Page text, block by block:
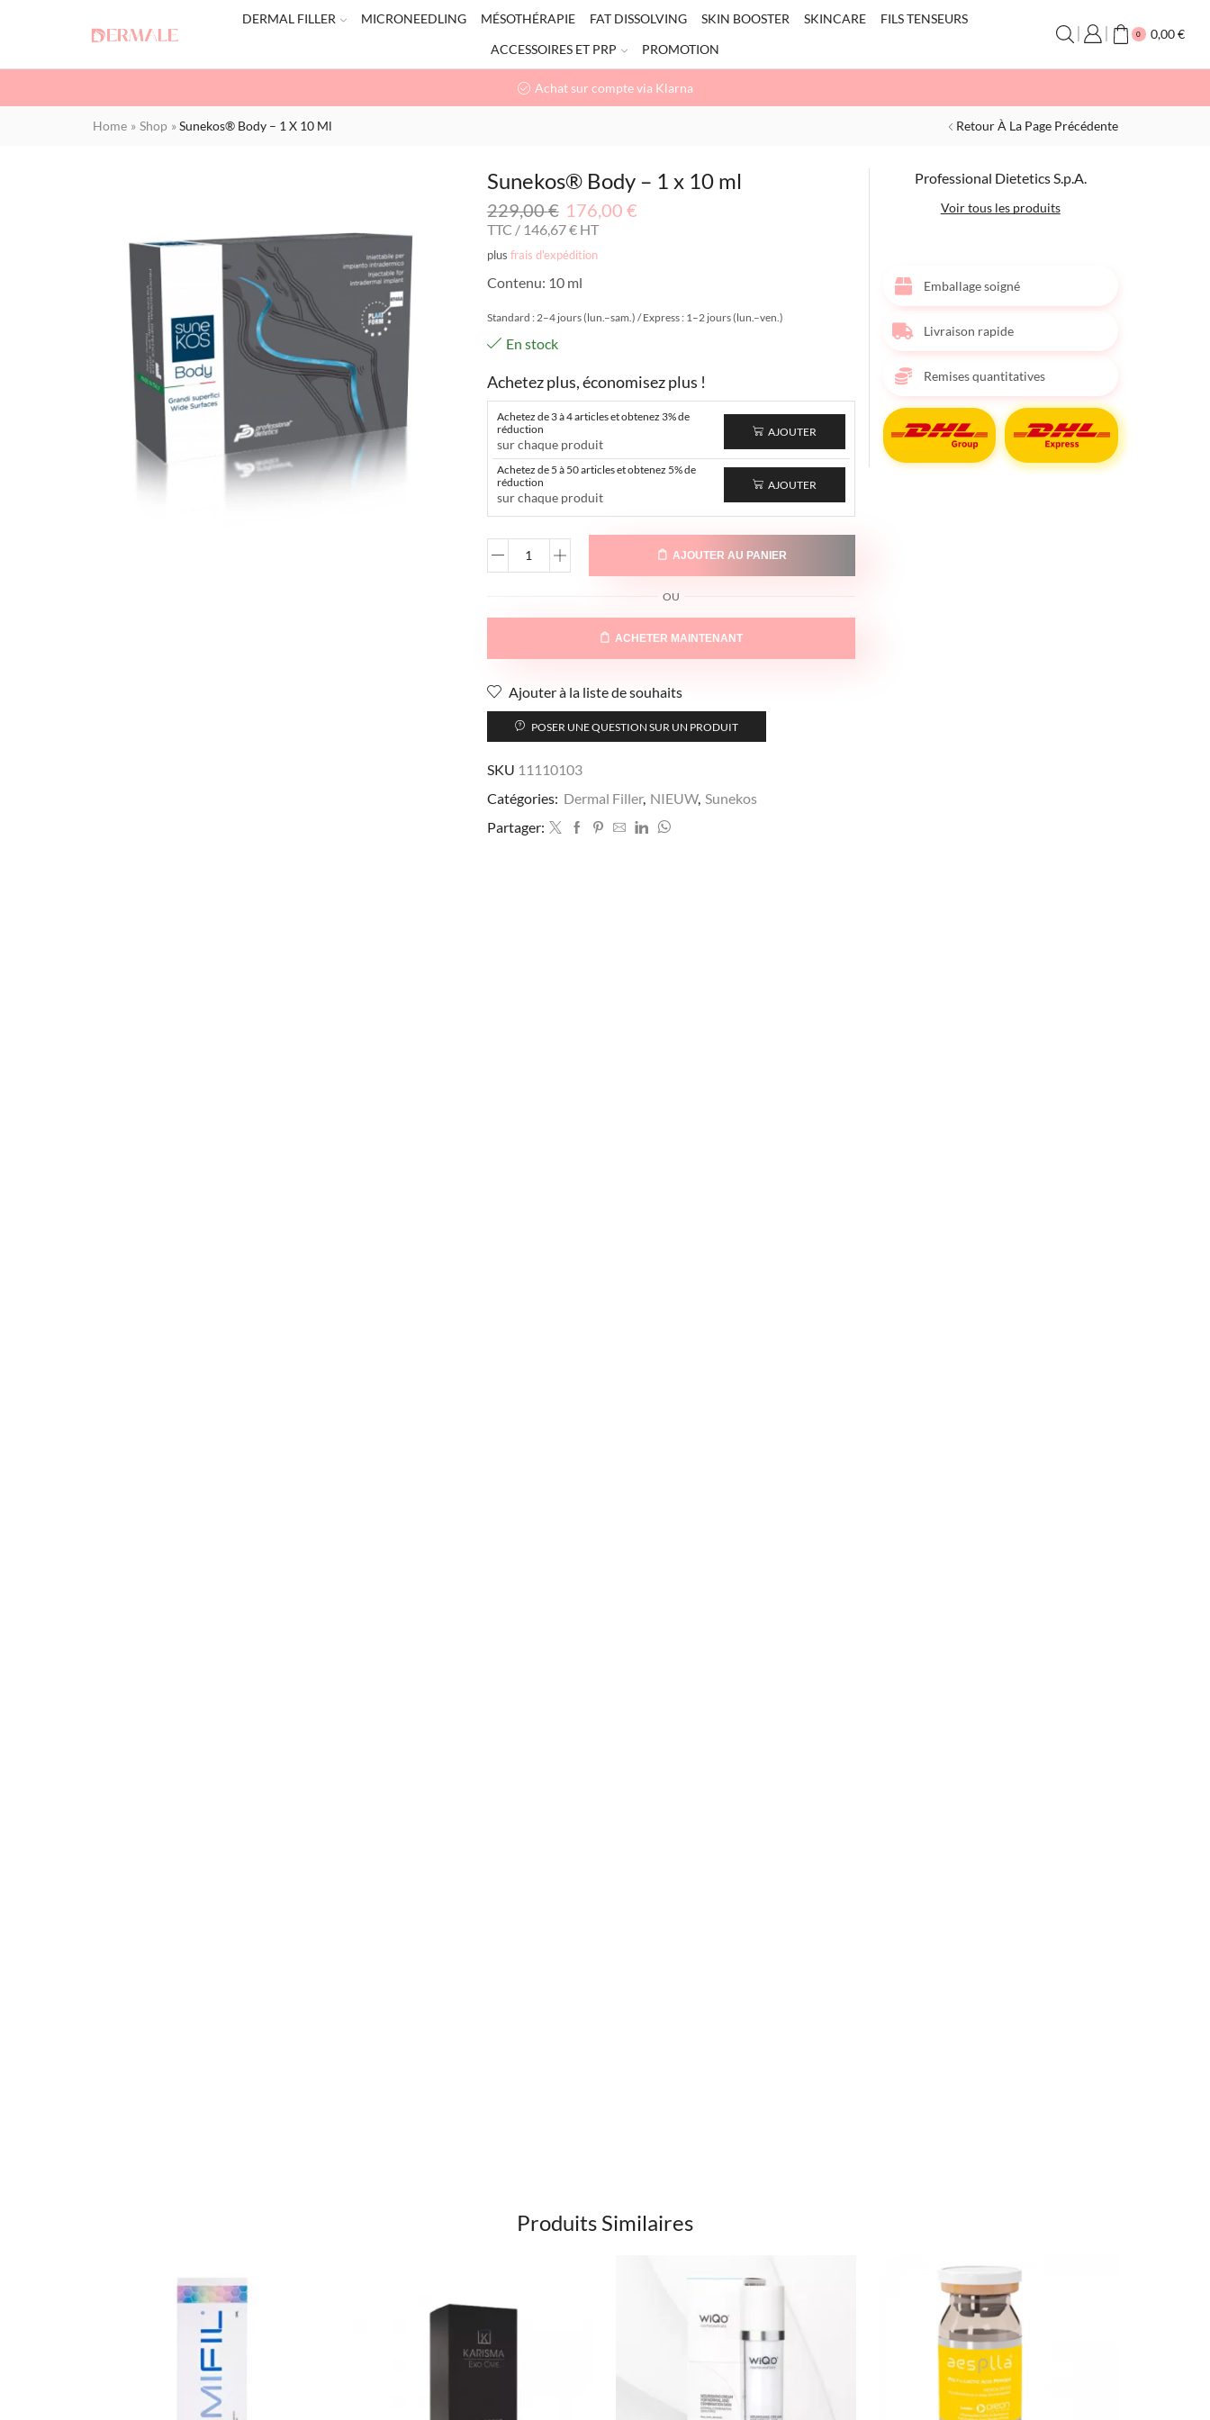
DERMAL FILLER MICRONEEDLING MÉSOTHÉRAPIE FAT DISSOLVING SKIN BOOSTER SKINCARE
FILS TENSEURS
ACCESSOIRES ET PRP
PROMOTION
0 0,00€
Achat sur compte via Klarna
Retour À La Page Précédente
Home » Shop »Sunekos® Body – 1 X 10 Ml
Sunekos® Body – 1 x 10 ml
229,00€ 176,00 €
TTC / 146,67€HT
plus frais d'expédition
Contenu: 10 ml
Standard : 2–4 jours (lun.–sam.) / Express : 1–2 jours (lun.–ven.)
En stock
Achetez plus, économisez plus !
Achetez de 3 à 4 articles et obtenez 3% de
réduction
sur chaque produit
AJOUTER
Achetez de 5 à 50 articles et obtenez 5% de
réduction
sur chaque produit
AJOUTER
AJOUTER AU PANIER
OU
ACHETER MAINTENANT
Ajouter à la liste de souhaits
POSER UNE QUESTION SUR UN PRODUIT
SKU 11110103
Catégories: Dermal Filler, NIEUW, Sunekos
Partager:
Professional Dietetics S.p.A.
Voir tous les produits
Emballage soigné
Livraison rapide
Remises quantitatives
Produits Similaires